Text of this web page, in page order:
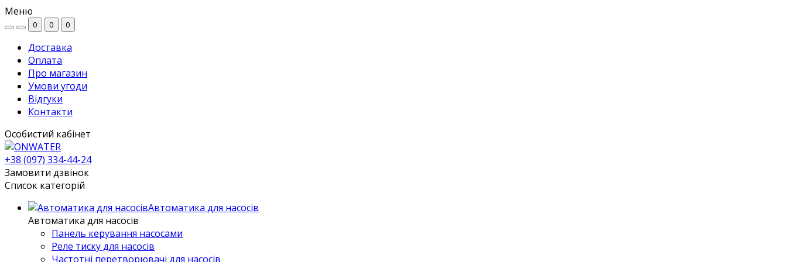
Меню
0 0 0
Доставка
Оплата
Про магазин
Умови угоди
Відгуки
Контакти
Особистий кабінет
+38 (097) 334-44-24
Замовити дзвінок
Список категорій
Автоматика для насосів
Автоматика для насосів
Панель керування насосами
Реле тиску для насосів
Частотні перетворювачі для насосів